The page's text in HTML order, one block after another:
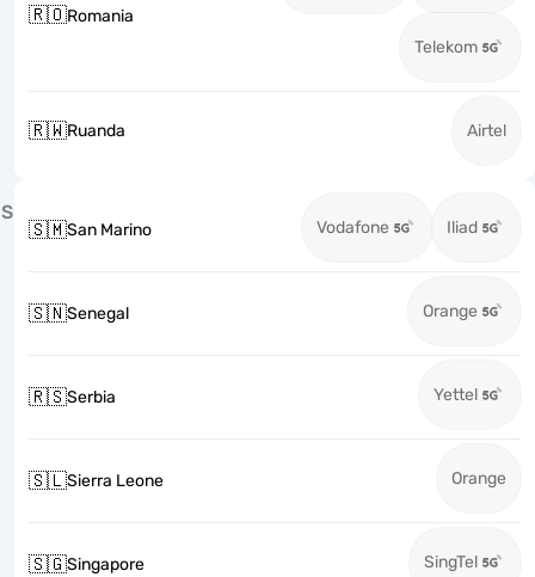
🇷🇴Romania
Telekom
🇷🇼Ruanda Airtel
S
🇸🇲San Marino Vodafone Iliad
🇸🇳Senegal Orange
🇷🇸Serbia Yettel
🇸🇱Sierra Leone Orange
🇸🇬Singapore SingTel